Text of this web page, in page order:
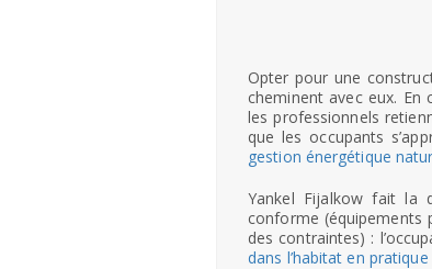
Opter pour une
cheminent avec eux. En
les professionnels
que les occupants
gestion énergétique
Yankel Fijalkow fait la
conforme (équipements
des contraintes) :
dans l’habitat en